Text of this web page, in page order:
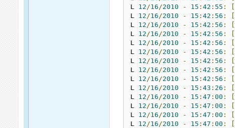
L 12 /16 /2010 - 15 :42 : 55 : [
L 12 /16 /2010 - 15 :42 : 56 : [
L 12 /16 /2010 - 15 :42 : 56 : [
L 12 /16 /2010 - 15 :42 : 56 : [
L 12 /16 /2010 - 15 :42 : 56 : [
L 12 /16 /2010 - 15 :42 : 56 : [
L 12 /16 /2010 - 15 :42 : 56 : [
L 12 /16 /2010 - 15 :42 : 56 : [
L 12 /16 /2010 - 15 :42 : 56 : [
L 12 /16 /2010 - 15 :43 : 26 : [
L 12 /16 /2010 - 15 :47 :00 : [
L 12 /16 /2010 - 15 :47 :00 : [
L 12 /16 /2010 - 15 :47 :00 : [
L 12 /16 /2010 - 15 :47 :00 : [